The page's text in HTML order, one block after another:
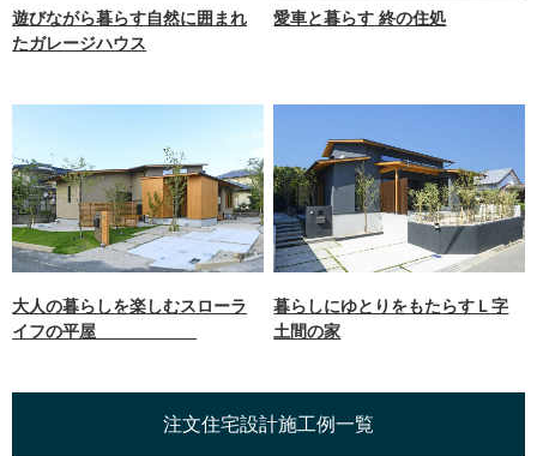
遊びながら暮らす自然に囲まれ
たガレージハウス
愛車と暮らす 終の住処
大人の暮らしを楽しむスローラ
イフの平屋
暮らしにゆとりをもたらすＬ字
土間の家
注文住宅設計施工例一覧